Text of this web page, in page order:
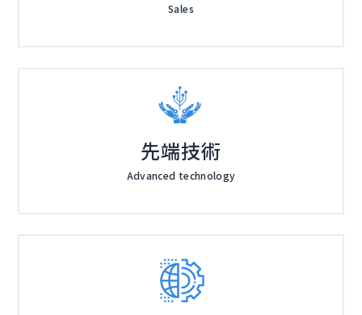
Sales
先端技術
Advanced technology